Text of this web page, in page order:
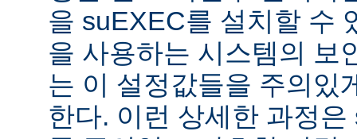
을 suEXEC를 설치할 수
을 사용하는 시스템의 보
는 이 설정값들을 주의있
한다. 이런 상세한 과정